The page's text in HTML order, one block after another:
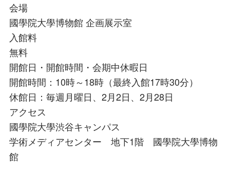
会場
國學院大學博物館 企画展示室
入館料
無料
開館日・開館時間・会期中休暇日
開館時間：10時～18時（最終入館17時30分）
休館日：毎週月曜日、2月2日、2月28日
アクセス
國學院大學渋谷キャンパス
学術メディアセンター 地下1階 國學院大學博物
館